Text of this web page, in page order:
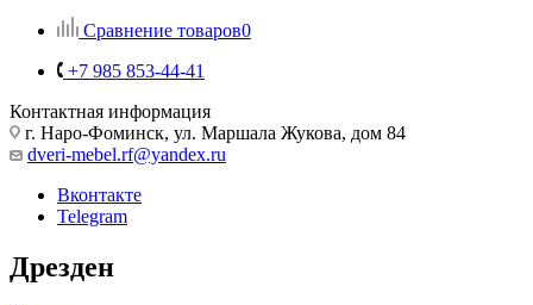
Сравнение товаров0
+7 985 853-44-41
Контактная информация
г. Наро-Фоминск, ул. Маршала Жукова, дом 84
dveri-mebel.rf@yandex.ru
Вконтакте
Telegram
Дрезден